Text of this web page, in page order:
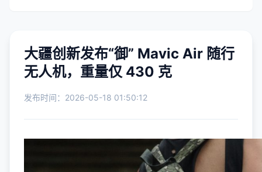
大疆创新发布“御” Mavic Air 随行
无人机，重量仅 430 克
发布时间：2026-05-18 01:50:12